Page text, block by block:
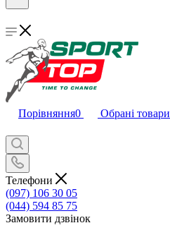
Порівняння0 Обрані товари
Телефони
(097) 106 30 05
(044) 594 85 75
Замовити дзвінок